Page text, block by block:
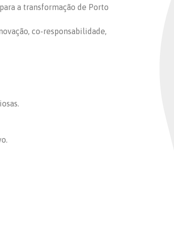
a transformação de Porto
co-responsabilidade,